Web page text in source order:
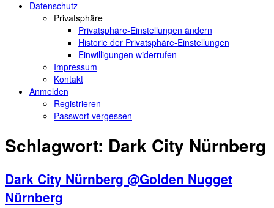
Datenschutz
Privatsphäre
Privatsphäre-Einstellungen ändern
Historie der Privatsphäre-Einstellungen
Einwilligungen widerrufen
Impressum
Kontakt
Anmelden
Registrieren
Passwort vergessen
Schlagwort: Dark City Nürnberg
Dark City Nürnberg @Golden Nugget
Nürnberg